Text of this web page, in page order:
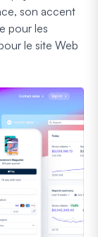
son accent
pour les
le site Web